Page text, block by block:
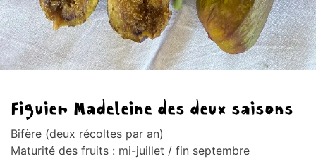
Figuier Madeleine des deux saisons
Bifère (deux récoltes par an)
Maturité des fruits : mi-juillet / fin septembre